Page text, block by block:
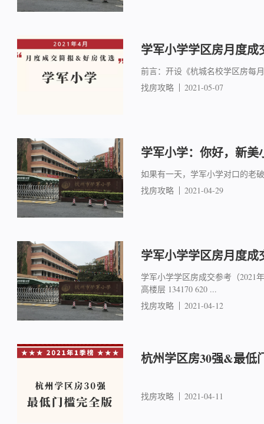
学军小学学区房月度成
前言：开设《杭城名校学区房每
找房攻略
2021-05-07
学军小学：你好，新美
如果有一天，学军小学对口的老
找房攻略
2021-04-29
学军小学学区房月度成
学军小学学区房成交参考（2021
高楼层 134170 620 ...
找房攻略
2021-04-12
杭州学区房30强&最低
找房攻略 2021-04-11